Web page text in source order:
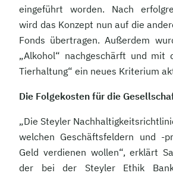
eingeführt worden. Nach
wird das Konzept nun auf die
Fonds übertragen. Außerdem
„Alkohol“ nachgeschärft und mit
Tierhaltung“ ein neues Kriterium
Die Folgekosten für die
„Die Steyler
welchen Geschäftsfeldern und -
Geld verdienen wollen“, erklärt
der bei der Steyler Ethik